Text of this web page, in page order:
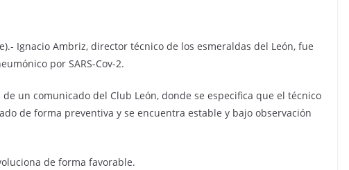
Ignacio Ambriz, director técnico de los esmeraldas del León, fue
por SARS-Cov-2.
un comunicado del Club León, donde se especifica que el técnico
de forma preventiva y se encuentra estable y bajo observación
de forma favorable.